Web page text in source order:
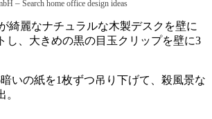
– Search home office design ideas
綺麗なナチュラルな木製デスクを壁に
し、大きめの黒の目玉クリップを壁に3
いの紙を1枚ずつ吊り下げて、殺風景な